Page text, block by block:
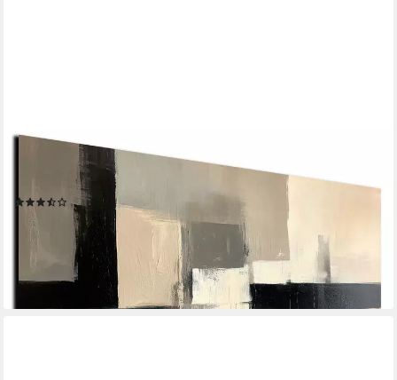
Deko Leinwand Bilder, (Beige Abstrakt - Bild Groß Wohnzimmer
Schlafzimmer Küche Esszimmer Einteilig Querformat Fotodruck
Leinwände Wanddeko Abstrakte Kunst Boho), 30x20cm
(6)
ab 19,90 € UVP 24,90 €
-20%
lieferbar - in 5-6 Werktagen bei dir